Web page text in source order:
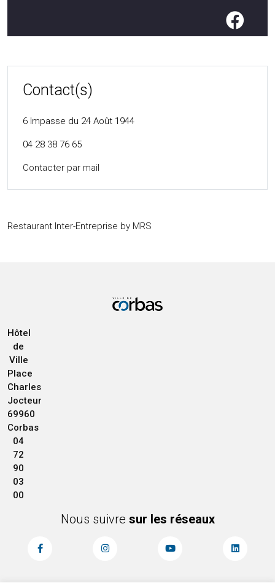
Contact(s)
6 Impasse du 24 Août 1944
04 28 38 76 65
Contacter par mail
Restaurant Inter-Entreprise by MRS
Hôtel
de
Ville
Place
Charles
Jocteur
69960
Corbas
04
72
90
03
00
Nous suivre sur les réseaux